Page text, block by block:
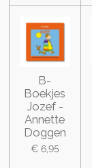
B-
Boekjes
Jozef -
Annette
Doggen
€ 6,95